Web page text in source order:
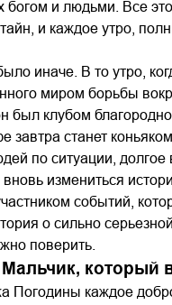
богом и людьми. Все
и каждое утро,
иначе. В то утро,
миром борьбы
был клубом
завтра станет
по ситуации,
вновь измениться
событий,
о сильно
поверить.
Мальчик, который
Погодины каждое